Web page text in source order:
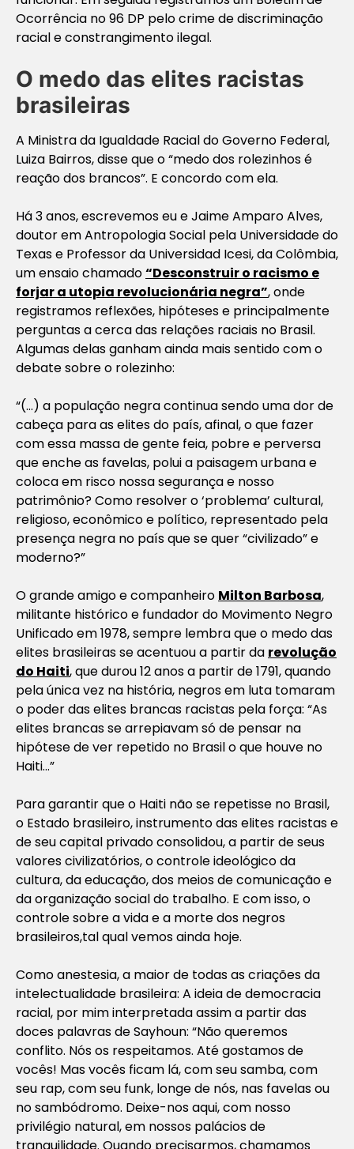
Ocorrência no 96 DP pelo crime de discriminação
racial e constrangimento ilegal.
O medo das elites racistas
brasileiras
A Ministra da Igualdade Racial do Governo Federal,
Luiza Bairros, disse que o “medo dos rolezinhos é
reação dos brancos”. E concordo com ela.
Há 3 anos, escrevemos eu e Jaime Amparo Alves,
doutor em Antropologia Social pela Universidade do
Texas e Professor da Universidad Icesi, da Colômbia,
um ensaio chamado“Desconstruir o racismo e
forjar a utopia revolucionária negra”, onde
registramos reflexões, hipóteses e principalmente
perguntas a cerca das relações raciais no Brasil.
Algumas delas ganham ainda mais sentido com o
debate sobre o rolezinho:
“(…) a população negra continua sendo uma dor de
cabeça para as elites do país, afinal, o que fazer
com essa massa de gente feia, pobre e perversa
que enche as favelas, polui a paisagem urbana e
coloca em risco nossasegurança e nosso
patrimônio? Como resolver o ‘problema’ cultural,
religioso, econômico e político, representado pela
presença negra no país que se quer “civilizado” e
moderno?”
O grande amigo e companheiro Milton Barbosa,
militante histórico e fundador do Movimento Negro
Unificado em 1978, sempre lembra que o medo das
elites brasileiras se acentuou a partir da revolução
do Haiti, que durou 12 anos a partir de 1791, quando
pela única vez na história, negros em luta tomaram
o poder das elites brancas racistas pela força: “As
elites brancas se arrepiavam só de pensar na
hipótese de ver repetido no Brasil o que houve no
Haiti…”
Para garantir que o Haiti não se repetisse no Brasil,
o Estado brasileiro, instrumento das elites racistas e
de seu capital privado consolidou, a partir de seus
valores civilizatórios, o controle ideológico da
cultura, da educação, dos meios de comunicação e
da organização social do trabalho. E com isso, o
controle sobre a vida e a morte dos negros
brasileiros,tal qual vemos ainda hoje.
Como anestesia, a maior de todas as criações da
intelectualidade brasileira: A ideia de democracia
racial, por mim interpretada assim a partir das
doces palavras de Sayhoun: “Não queremos
conflito. Nós os respeitamos. Até gostamos de
vocês! Mas vocês ficam lá, com seu samba, com
seu rap, com seu funk, longe de nós, nas favelas ou
no sambódromo. Deixe-nos aqui, com nosso
privilégio natural, em nossos palácios de
tranquilidade. Quando precisarmos, chamamos